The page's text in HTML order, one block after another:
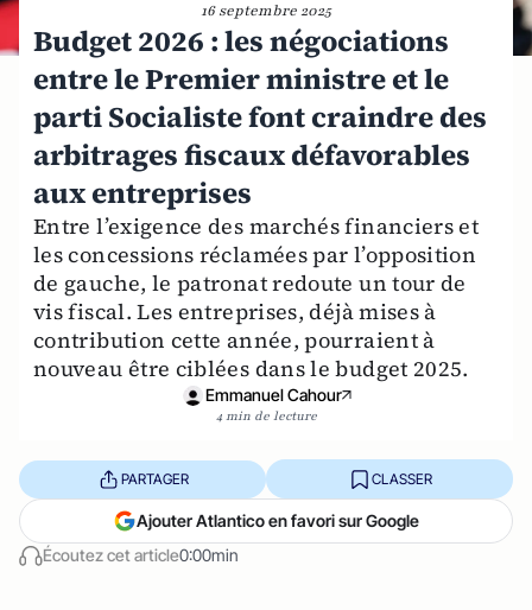
16 septembre 2025
Budget 2026 : les négociations
entre le Premier ministre et le
parti Socialiste font craindre des
arbitrages fiscaux défavorables
aux entreprises
Entre l’exigence des marchés financiers et
les concessions réclamées par l’opposition
de gauche, le patronat redoute un tour de
vis fiscal. Les entreprises, déjà mises à
contribution cette année, pourraient à
nouveau être ciblées dans le budget 2025.
Emmanuel Cahour
4 min de lecture
Écoutez cet article0:00min
PARTAGER CLASSER
Ajouter Atlantico en favori sur Google